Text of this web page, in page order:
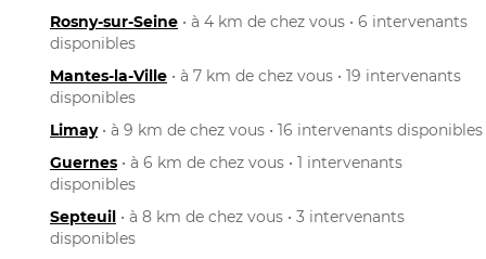
Rosny-sur-Seine • à 4 km de chez vous • 6 intervenants
disponibles
Mantes-la-Ville • à 7 km de chez vous • 19 intervenants
disponibles
Limay• à 9 km de chez vous • 16 intervenants disponibles
Guernes • à 6 km de chez vous • 1 intervenants
disponibles
Septeuil • à 8 km de chez vous • 3 intervenants
disponibles